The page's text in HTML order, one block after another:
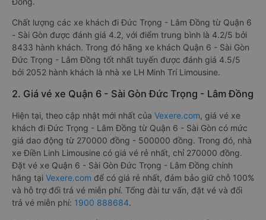
lượng xe, Đúng giờ, Chất lượng phục vụ trên
Đánh giá này được viết trực tiếp bởi các khách hàng đã trải
nghiệm các hãng Xe Quận 6 - Sài Gòn đi Đức Trọng - Lâm
Đồng.
Chất lượng các xe khách đi Đức Trọng - Lâm Đồng từ Quận 6
- Sài Gòn được đánh giá 4.2, với điểm trung bình là 4.2/5 bởi
8433 hành khách. Trong đó hãng xe khách Quận 6 - Sài Gòn
Đức Trọng - Lâm Đồng tốt nhất tuyến được đánh giá 4.5/5
bởi 2052 hành khách là nhà xe LH Minh Trí Limousine.
2. Giá vé xe Quận 6 - Sài Gòn Đức Trọng - Lâm Đồng
Hiện tại, theo cập nhật mới nhất của Vexere.com, giá vé xe
khách đi Đức Trọng - Lâm Đồng từ Quận 6 - Sài Gòn có mức
giá dao động từ 270000 đồng - 500000 đồng. Trong đó, nhà
xe Điền Linh Limousine có giá vé rẻ nhất, chỉ 270000 đồng.
Đặt vé xe Quận 6 - Sài Gòn Đức Trọng - Lâm Đồng chính